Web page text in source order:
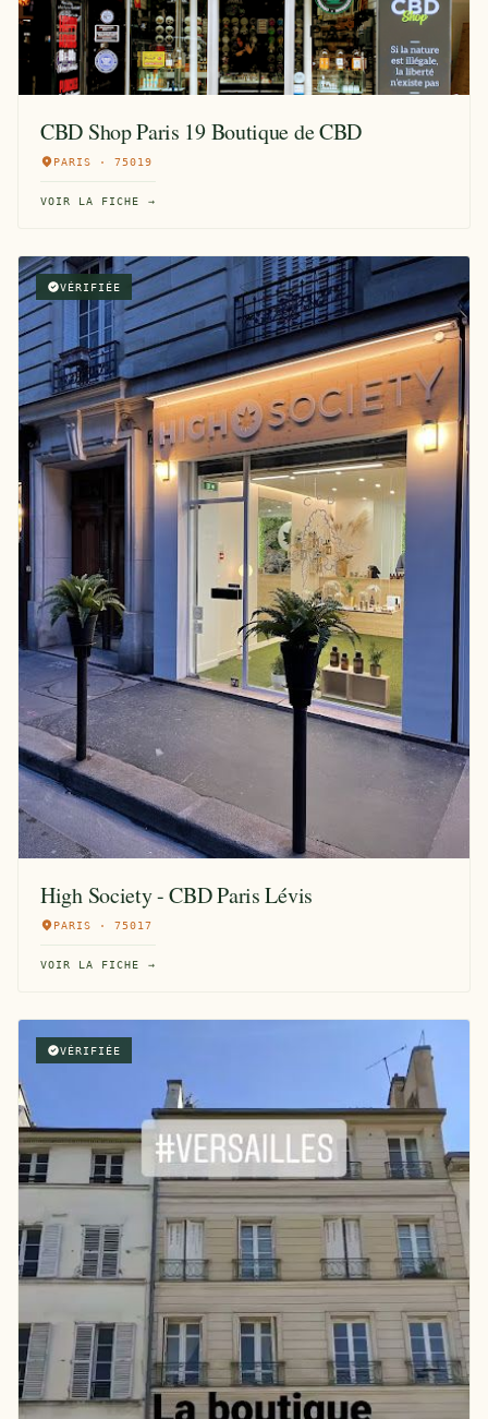
CBD Shop Paris 19 Boutique de CBD
PARIS · 75019
VOIR LA FICHE →
VÉRIFIÉE
High Society - CBD Paris Lévis
PARIS · 75017
VOIR LA FICHE →
VÉRIFIÉE